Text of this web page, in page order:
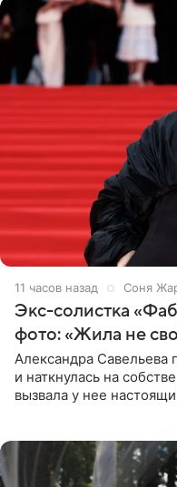
11 часов назад Соня
Экс-солистка
фото: «Жила не
Александра Савельева
и наткнулась на
вызвала у нее